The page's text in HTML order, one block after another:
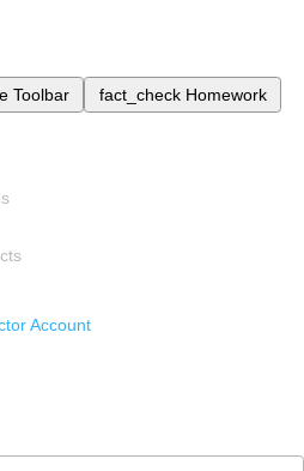
Toolbar fact_check Homework
Account